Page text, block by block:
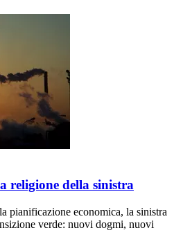
religione della sinistra
pianificazione economica, la sinistra
verde: nuovi dogmi, nuovi